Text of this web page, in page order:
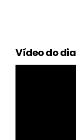
Vídeo do dia